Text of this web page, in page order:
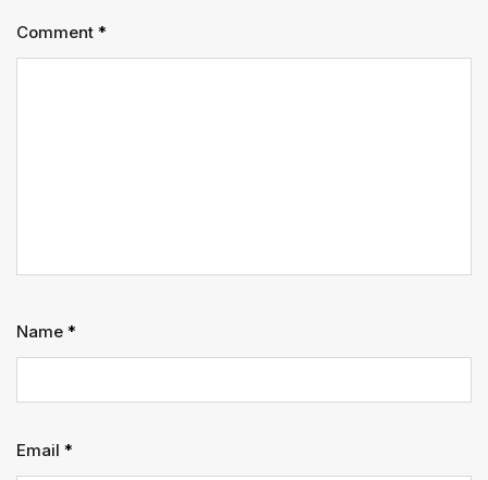
Comment *
Name *
Email *